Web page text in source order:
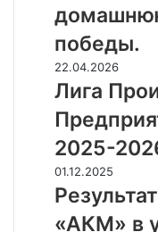
д
е
р
а
ц
и
и
Т
у
л
ь
с
н
д
л
е
е
в
е
ц
»
н
а
победы.
Л
и
П
о
и
22.04.2026
Лига
2025-
Р
е
у
01.12.2025
«АКМ» в